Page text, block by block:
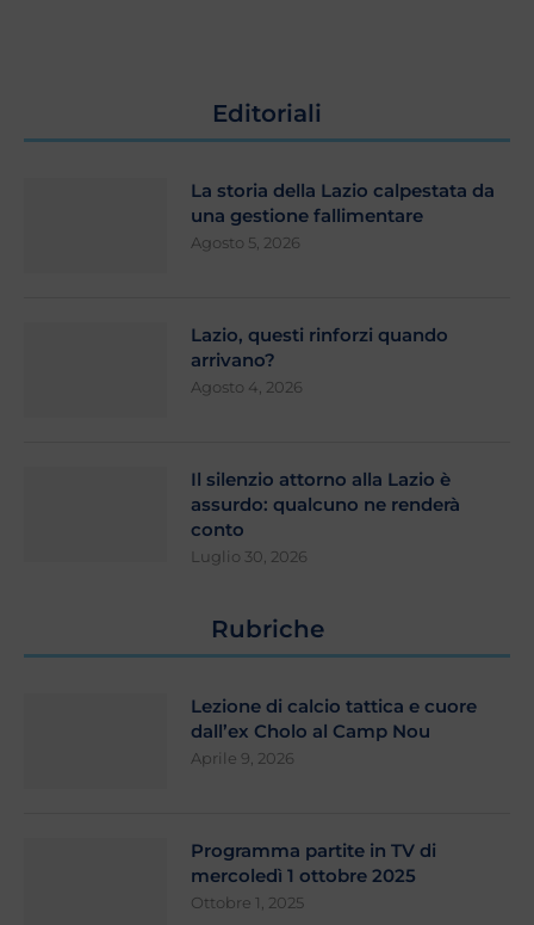
Editoriali
La storia della Lazio calpestata da
una gestione fallimentare
Agosto 5, 2026
Lazio, questi rinforzi quando
arrivano?
Agosto 4, 2026
Il silenzio attorno alla Lazio è
assurdo: qualcuno ne renderà
conto
Luglio 30, 2026
Rubriche
Lezione di calcio tattica e cuore
dall’ex Cholo al Camp Nou
Aprile 9, 2026
Programma partite in TV di
mercoledì 1 ottobre 2025
Ottobre 1, 2025